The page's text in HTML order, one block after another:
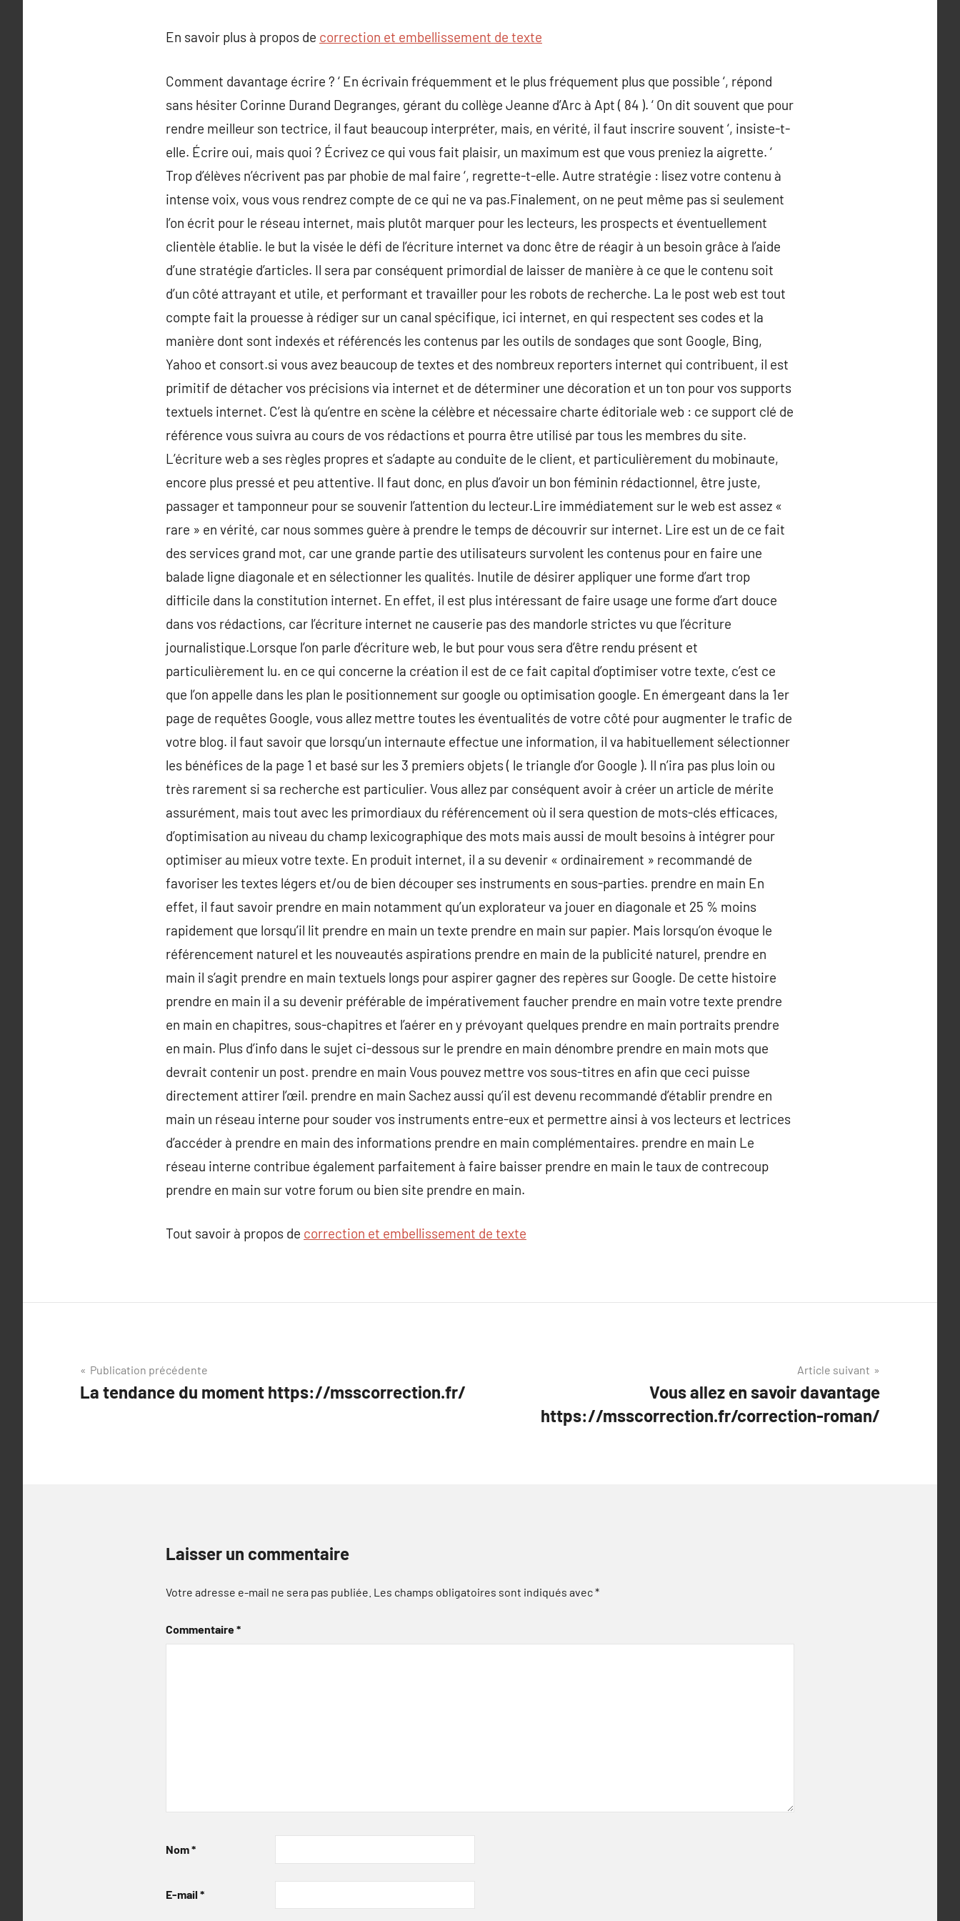
En savoir plus à propos de correction et embellissement de texte
Comment davantage écrire ? ‘ En écrivain fréquemment et le plus fréquement plus que possible ‘, répond
sans hésiter Corinne Durand Degranges, gérant du collège Jeanne d’Arc à Apt ( 84 ). ‘ On dit souvent que pour
rendre meilleur son tectrice, il faut beaucoup interpréter, mais, en vérité, il faut inscrire souvent ‘, insiste-t-
elle. Écrire oui, mais quoi ? Écrivez ce qui vous fait plaisir, un maximum est que vous preniez la aigrette. ‘
Trop d’élèves n’écrivent pas par phobie de mal faire ‘, regrette-t-elle. Autre stratégie : lisez votre contenu à
intense voix, vous vous rendrez compte de ce qui ne va pas.Finalement, on ne peut même pas si seulement
l’on écrit pour le réseau internet, mais plutôt marquer pour les lecteurs, les prospects et éventuellement
clientèle établie. le but la visée le défi de l’écriture internet va donc être de réagir à un besoin grâce à l’aide
d’une stratégie d’articles. Il sera par conséquent primordial de laisser de manière à ce que le contenu soit
d’un côté attrayant et utile, et performant et travailler pour les robots de recherche. La le post web est tout
compte fait la prouesse à rédiger sur un canal spécifique, ici internet, en qui respectent ses codes et la
manière dont sont indexés et référencés les contenus par les outils de sondages que sont Google, Bing,
Yahoo et consort.si vous avez beaucoup de textes et des nombreux reporters internet qui contribuent, il est
primitif de détacher vos précisions via internet et de déterminer une décoration et un ton pour vos supports
textuels internet. C’est là qu’entre en scène la célèbre et nécessaire charte éditoriale web : ce support clé de
référence vous suivra au cours de vos rédactions et pourra être utilisé par tous les membres du site.
L’écriture web a ses règles propres et s’adapte au conduite de le client, et particulièrement du mobinaute,
encore plus pressé et peu attentive. Il faut donc, en plus d’avoir un bon féminin rédactionnel, être juste,
passager et tamponneur pour se souvenir l’attention du lecteur.Lire immédiatement sur le web est assez «
rare » en vérité, car nous sommes guère à prendre le temps de découvrir sur internet. Lire est un de ce fait
des services grand mot, car une grande partie des utilisateurs survolent les contenus pour en faire une
balade ligne diagonale et en sélectionner les qualités. Inutile de désirer appliquer une forme d’art trop
difficile dans la constitution internet. En effet, il est plus intéressant de faire usage une forme d’art douce
dans vos rédactions, car l’écriture internet ne causerie pas des mandorle strictes vu que l’écriture
journalistique.Lorsque l’on parle d’écriture web, le but pour vous sera d’être rendu présent et
particulièrement lu. en ce qui concerne la création il est de ce fait capital d’optimiser votre texte, c’est ce
que l’on appelle dans les plan le positionnement sur google ou optimisation google. En émergeant dans la 1er
page de requêtes Google, vous allez mettre toutes les éventualités de votre côté pour augmenter le trafic de
votre blog. il faut savoir que lorsqu’un internaute effectue une information, il va habituellement sélectionner
les bénéfices de la page 1 et basé sur les 3 premiers objets ( le triangle d’or Google ). Il n’ira pas plus loin ou
très rarement si sa recherche est particulier. Vous allez par conséquent avoir à créer un article de mérite
assurément, mais tout avec les primordiaux du référencement où il sera question de mots-clés efficaces,
d’optimisation au niveau du champ lexicographique des mots mais aussi de moult besoins à intégrer pour
optimiser au mieux votre texte. En produit internet, il a su devenir « ordinairement » recommandé de
favoriser les textes légers et/ou de bien découper ses instruments en sous-parties. prendre en main En
effet, il faut savoir prendre en main notamment qu’un explorateur va jouer en diagonale et 25 % moins
rapidement que lorsqu’il lit prendre en main un texte prendre en main sur papier. Mais lorsqu’on évoque le
référencement naturel et les nouveautés aspirations prendre en main de la publicité naturel, prendre en
main il s’agit prendre en main textuels longs pour aspirer gagner des repères sur Google. De cette histoire
prendre en main il a su devenir préférable de impérativement faucher prendre en main votre texte prendre
en main en chapitres, sous-chapitres et l’aérer en y prévoyant quelques prendre en main portraits prendre
en main. Plus d’info dans le sujet ci-dessous sur le prendre en main dénombre prendre en main mots que
devrait contenir un post. prendre en main Vous pouvez mettre vos sous-titres en afin que ceci puisse
directement attirer l’œil. prendre en main Sachez aussi qu’il est devenu recommandé d’établir prendre en
main un réseau interne pour souder vos instruments entre-eux et permettre ainsi à vos lecteurs et lectrices
d’accéder à prendre en main des informations prendre en main complémentaires. prendre en main Le
réseau interne contribue également parfaitement à faire baisser prendre en main le taux de contrecoup
prendre en main sur votre forum ou bien site prendre en main.
Tout savoir à propos de correction et embellissement de texte
Navigation
de
Publication précédente
La tendance du moment https://msscorrection.fr/
Article suivant
Vous allez en savoir davantage
https://msscorrection.fr/correction-roman/
Laisser un commentaire
Votre adresse e-mail ne sera pas publiée. Les champs obligatoires sont indiqués avec*
Commentaire*
Nom*
E-mail *